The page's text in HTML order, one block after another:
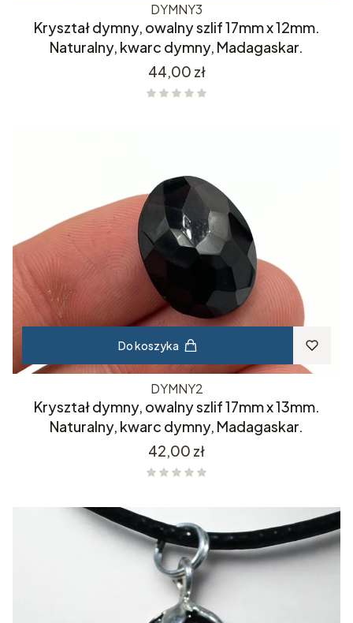
DYMNY3
Kryształ dymny, owalny szlif 17mm x 12mm.
Naturalny, kwarc dymny, Madagaskar.
Cena
44,00 zł
Do koszyka
DYMNY2
Kryształ dymny, owalny szlif 17mm x 13mm.
Naturalny, kwarc dymny, Madagaskar.
Cena
42,00 zł